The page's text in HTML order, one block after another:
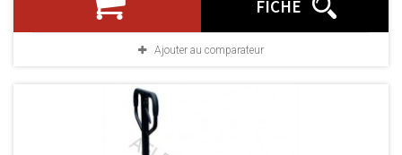
FICHE
Ajouter au comparateur